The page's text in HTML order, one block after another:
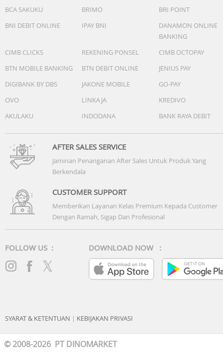
BCA SAKUKU
BRIMO
BRI POINT
BNI DEBIT ONLINE
IPAY BNI
DANAMON ONLINE
BANKING
CIMB CLICKS
REKENING PONSEL
CIMB OCTOPAY
BTN MOBILE BANKING
BTN DEBIT ONLINE
JENIUS PAY
DIGIBANK BY DBS
JAKONE MOBILE
GO-PAY
OVO
LINKAJA
KREDIVO
AKULAKU
INDODANA BANK RAYA DEBIT
AFTER SALES SERVICE
Jaminan Penanganan After Sales Untuk Produk Yang
Berkendala
CUSTOMER SUPPORT
Memberikan Layanan Kelas Premium Kepada Customer
Dengan Ramah, Sigap Dan Profesional
FOLLOW US : DOWNLOAD NOW :
SYARAT & KETENTUAN | KEBIJAKAN PRIVASI
© 2008-2026 PT DINOMARKET